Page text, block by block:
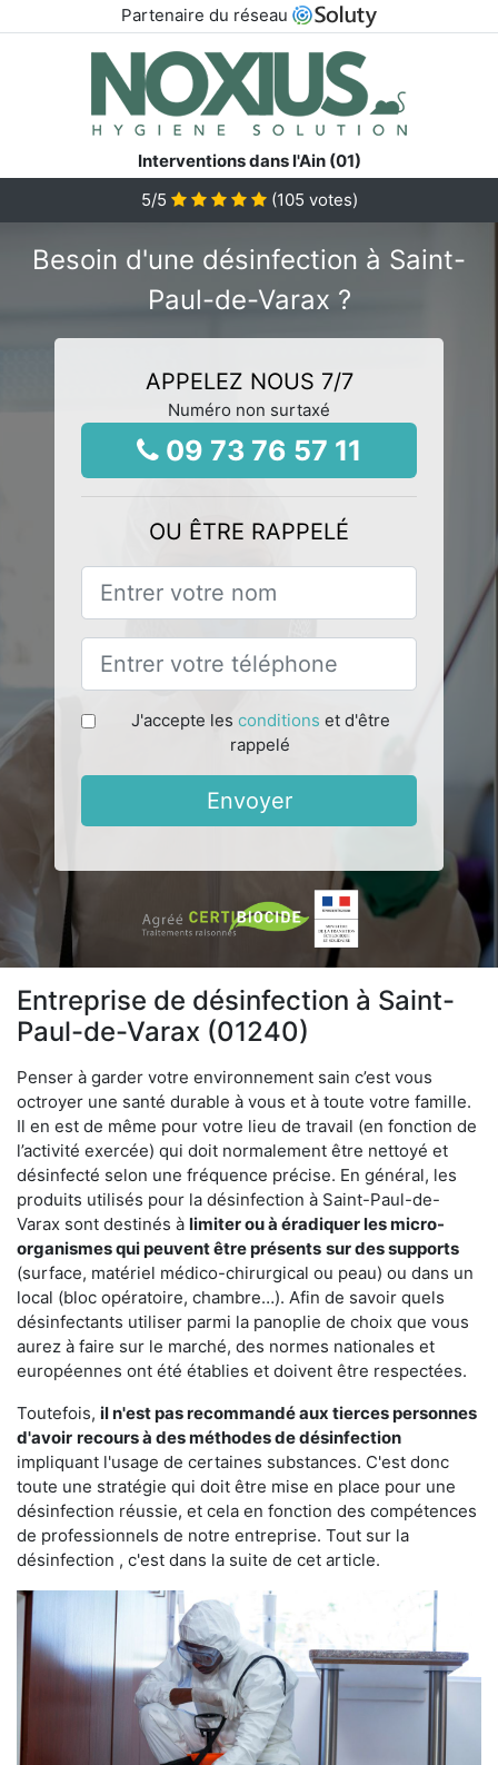
Partenaire du réseau
Interventions dans l'Ain (01)
5/5 (105 votes)
Besoin d'une désinfection à Saint-
Paul-de-Varax ?
APPELEZ NOUS 7/7
Numéro non surtaxé
09 73 76 57 11
OU ÊTRE RAPPELÉ
J'accepte les conditions et d'être
rappelé
Envoyer
Entreprise de désinfection à Saint-
Paul-de-Varax (01240)
Penser à garder votre environnement sain c’est vous
octroyer une santé durable à vous et à toute votre famille.
Il en est de même pour votre lieu de travail (en fonction de
l’activité exercée) qui doit normalement être nettoyé et
désinfecté selon une fréquence précise. En général, les
produits utilisés pour la désinfection à Saint-Paul-de-
Varax sont destinés à limiter ou à éradiquer les micro-
organismes qui peuvent être présents sur des supports
(surface, matériel médico-chirurgical ou peau) ou dans un
local (bloc opératoire, chambre…). Afin de savoir quels
désinfectants utiliser parmi la panoplie de choix que vous
aurez à faire sur le marché, des normes nationales et
européennes ont été établies et doivent être respectées.
Toutefois, il n'est pas recommandé aux tierces personnes
d'avoir recours à des méthodes de désinfection
impliquant l'usage de certaines substances. C'est donc
toute une stratégie qui doit être mise en place pour une
désinfection réussie, et cela en fonction des compétences
de professionnels de notre entreprise. Tout sur la
désinfection , c'est dans la suite de cet article.